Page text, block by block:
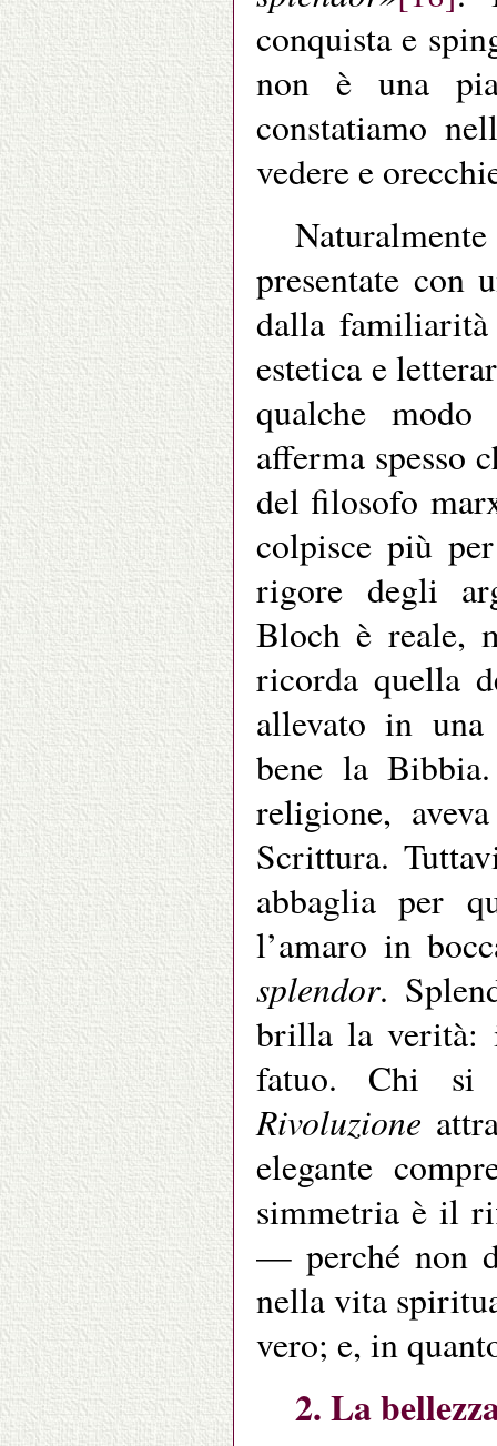
conquista e
non è una
constatiamo
vedere e
presentate con
dalla
estetica e
qualche
afferma spesso
del filosofo
colpisce più
rigore degli
Bloch è reale,
ricorda quella
allevato in
bene la Bibbia.
religione,
Scrittura.
abbaglia per
l’amaro in
splendor.
brilla la verità:
fatuo. Chi
Rivoluzione
elegante
simmetria è il
— perché non
nella vita
vero; e, in
2. La